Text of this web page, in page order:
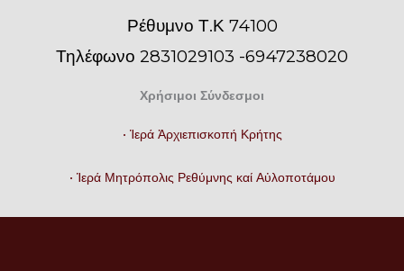
Ρέθυμνο Τ.Κ 74100
Τηλέφωνο 2831029103 -6947238020
Χρήσιμοι Σύνδεσμοι
• Ἱερά Ἀρχιεπισκοπή Κρήτης
• Ἱερά Μητρόπολις Ρεθύμνης καί Αὐλοποτάμου